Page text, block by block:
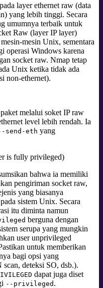
layer ethernet raw (data
yang lebih tinggi. Secara
umumnya terbaik untuk
Raw (layer IP layer)
mesin Unix, sementara
operasi Windows karena
socket raw. Nmap tetap
Unix ketika tidak ada
non-ethernet).
melalui soket IP raw
level lebih rendah. Ia
send-eth yang
is fully privileged)
bahwa ia memiliki
pengiriman socket raw,
yang biasanya
pada sistem Unix. Secara
itu diminta namun
berguna dengan
serupa yang mungkin
user unprivileged
untuk memberikan
bagi opsi yang
deteksi SO, dsb.).
dapat juga diset
--privileged .